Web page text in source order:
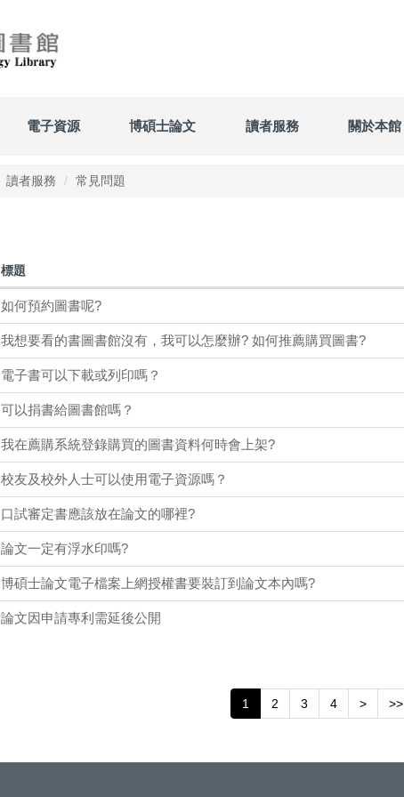
電子資源 博碩士論文 讀者服務 關於本館
讀者服務 常見問題
標題
如何預約圖書呢?
我想要看的書圖書館沒有，我可以怎麼辦? 如何推薦購買圖書?
電子書可以下載或列印嗎？
可以捐書給圖書館嗎？
我在薦購系統登錄購買的圖書資料何時會上架?
校友及校外人士可以使用電子資源嗎？
口試審定書應該放在論文的哪裡?
論文一定有浮水印嗎?
博碩士論文電子檔案上網授權書要裝訂到論文本內嗎?
論文因申請專利需延後公開
1 2 3 4 > >>